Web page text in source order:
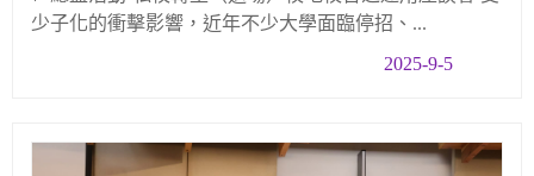
少子化的衝擊影響，近年不少大學面臨停招、...
2025-9-5